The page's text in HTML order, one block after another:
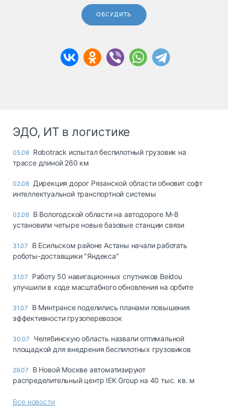
ОБСУДИТЬ
ЭДО, ИТ в логистике
05.08 Robotrack испытал беспилотный грузовик на
трассе длиной 260 км
02.08 Дирекция дорог Рязанской области обновит софт
интеллектуальной транспортной системы
02.08 В Вологодской области на автодороге М-8
установили четыре новые базовые станции связи
31.07
В Есильском районе Астаны начали работать
роботы-доставщики "Яндекса"
31.07
Работу 50 навигационных спутников Beidou
улучшили в ходе масштабного обновления на орбите
31.07
В Минтрансе поделились планами повышения
эффективности грузоперевозок
30.07
Челябинскую область назвали оптимальной
площадкой для внедрения беспилотных грузовиков
29.07
В Новой Москве автоматизируют
распределительный центр IEK Group на 40 тыс. кв. м
Все новости